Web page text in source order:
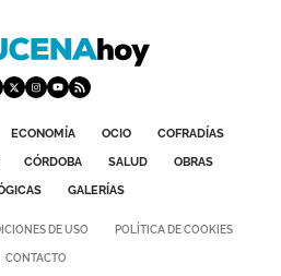
ECONOMÍA OCIO
COFRADÍAS
CÓRDOBA SALUD
OBRAS
GALERÍAS
DE USO POLÍTICA DE COOKIES
CONTACTO